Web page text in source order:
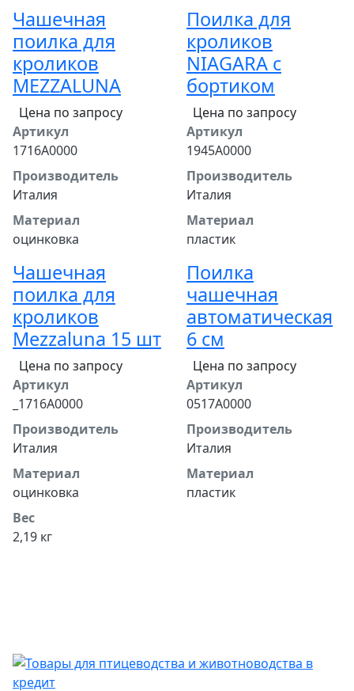
Чашечная
поилка для
кроликов
MEZZALUNA
Цена по запросу
Артикул
1716A0000
Производитель
Италия
Материал
оцинковка
Поилка для
кроликов
NIAGARA с
бортиком
Цена по запросу
Артикул
1945A0000
Производитель
Италия
Материал
пластик
Чашечная
поилка для
кроликов
Mezzaluna 15 шт
Цена по запросу
Артикул
_1716А0000
Производитель
Италия
Материал
оцинковка
Вес
2,19 кг
Поилка
чашечная
автоматическая
6 см
Цена по запросу
Артикул
0517A0000
Производитель
Италия
Материал
пластик